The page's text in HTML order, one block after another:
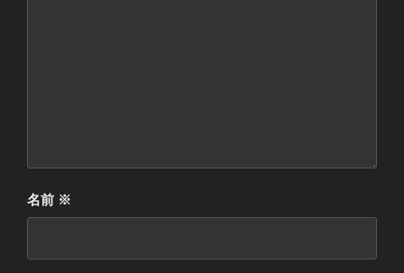
名前 ※